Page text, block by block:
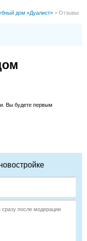
дом «Дуалист» > Отзывы
Вы будете первым